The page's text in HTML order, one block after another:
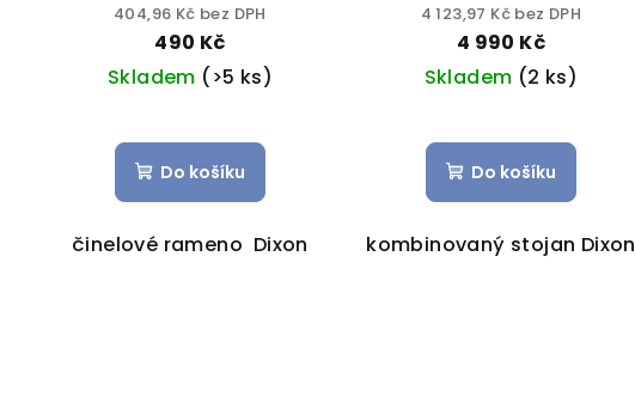
404,96 Kč bez DPH
490 Kč
Skladem (>5 ks)
Do košíku
činelové rameno Dixon
4 123,97 Kč bez DPH
4 990 Kč
Skladem (2 ks)
Do košíku
kombinovaný stojan Dixon